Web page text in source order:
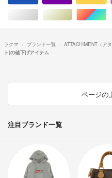
シルバー/銀色系ゴールド/金色
ラクマ ブランド一覧 ATTACHIMENT（ア
ト)の値下げアイテム
ページの
注目ブランド一覧